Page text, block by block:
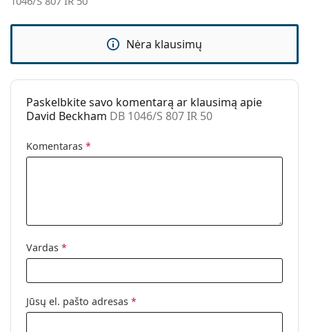
Kodas:
DB 1046/S 807 IR 50
Nėra klausimų
Paskelbkite savo komentarą ar klausimą apie
David Beckham DB 1046/S 807 IR 50
Komentaras *
Vardas *
Jūsų el. pašto adresas *